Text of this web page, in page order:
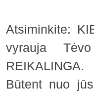
Atsiminkite:
vyrauja
REIKALINGA.
Būtent nuo